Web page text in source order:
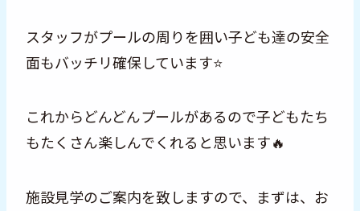
スタッフがプールの周りを囲い子ども達の安全
面もバッチリ確保しています⭐️
これからどんどんプールがあるので子どもたち
もたくさん楽しんでくれると思います🔥
施設見学のご案内を致しますので、まずは、お